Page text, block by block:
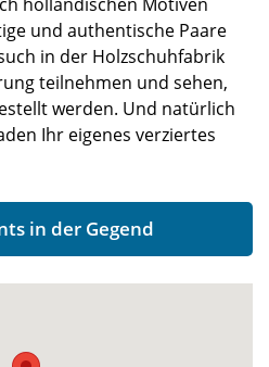
und authentische Paare
in der Holzschuhfabrik
teilnehmen und sehen,
werden. Und natürlich
Ihr eigenes verziertes
in der Gegend